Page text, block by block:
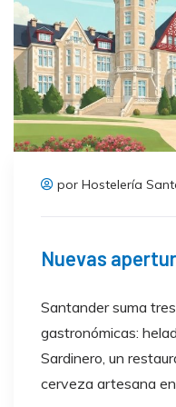
por Hostelería
Nuevas
Santander suma
gastronómicas:
Sardinero, un
cerveza artesana